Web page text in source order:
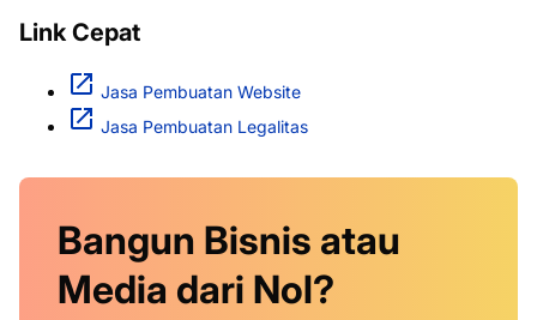
Link Cepat
Jasa Pembuatan Website
Jasa Pembuatan Legalitas
Bangun Bisnis atau
Media dari Nol?